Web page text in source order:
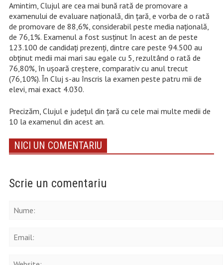
Amintim, Clujul are cea mai bună rată de promovare a
examenului de evaluare națională, din țară, e vorba de o rată
de promovare de 88,6%, considerabil peste media națională,
de 76,1%. Examenul a fost susținut în acest an de peste
123.100 de candidați prezenți, dintre care peste 94.500 au
obținut medii mai mari sau egale cu 5, rezultând o rată de
76,80%, în ușoară creștere, comparativ cu anul trecut
(76,10%). În Cluj s-au înscris la examen peste patru mii de
elevi, mai exact 4.030.
Precizăm, Clujul e județul din țară cu cele mai multe medii de
10 la examenul din acest an.
NICI UN COMENTARIU
Scrie un comentariu